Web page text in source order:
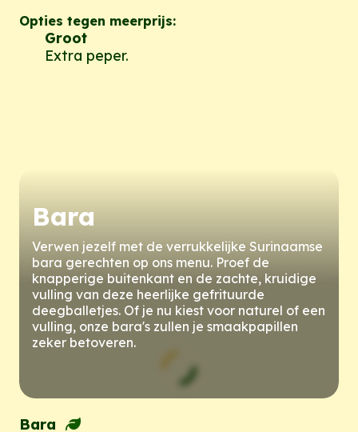
Opties tegen meerprijs:
Groot
Extra peper.
Bara
Verwen jezelf met de verrukkelijke Surinaamse
bara gerechten op ons menu. Proef de
knapperige buitenkant en de zachte, kruidige
vulling van deze heerlijke gefrituurde
deegballetjes. Of je nu kiest voor naturel of een
vulling, onze bara's zullen je smaakpapillen
zeker betoveren.